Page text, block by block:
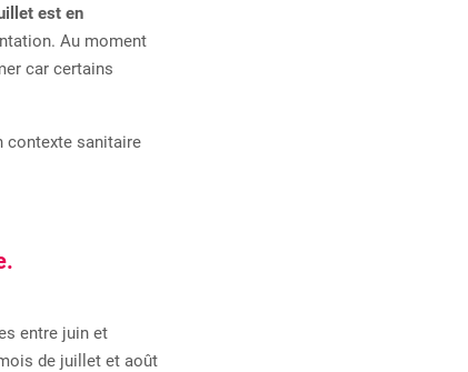
est en
Au moment
car certains
contexte sanitaire
entre juin et
de juillet et août